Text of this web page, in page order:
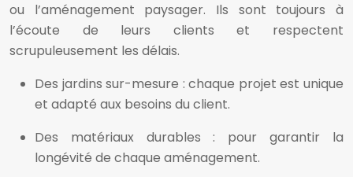
ou l’aménagement paysager. Ils sont toujours à
l’écoute de leurs clients et respectent
scrupuleusement les délais.
Des jardins sur-mesure : chaque projet est unique
et adapté aux besoins du client.
Des matériaux durables : pour garantir la
longévité de chaque aménagement.